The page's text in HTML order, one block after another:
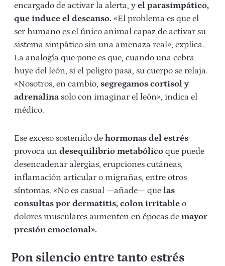
encargado de activar la alerta, y el parasimpático,
que induce el descanso. «El problema es que el
ser humano es el único animal capaz de activar su
sistema simpático sin una amenaza real», explica.
La analogía que pone es que, cuando una cebra
huye del león, si el peligro pasa, su cuerpo se relaja.
«Nosotros, en cambio, segregamos cortisol y
adrenalina solo con imaginar el león», indica el
médico.
Ese exceso sostenido de hormonas del estrés
provoca un desequilibrio metabólico que puede
desencadenar alergias, erupciones cutáneas,
inflamación articular o migrañas, entre otros
síntomas. «No es casual —añade— que las
consultas por dermatitis, colon irritable o
dolores musculares aumenten en épocas de mayor
presión emocional».
Pon silencio entre tanto estrés